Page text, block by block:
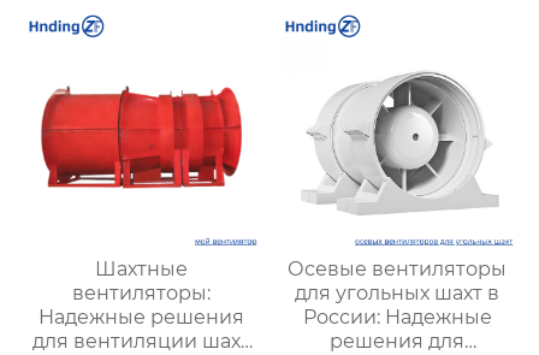
надежной вентиляции
оптимизации работы
Шахтные
вентиляторы:
Надежные решения
для вентиляции шахт
Осевые вентиляторы
для угольных шахт в
России: Надежные
решения для